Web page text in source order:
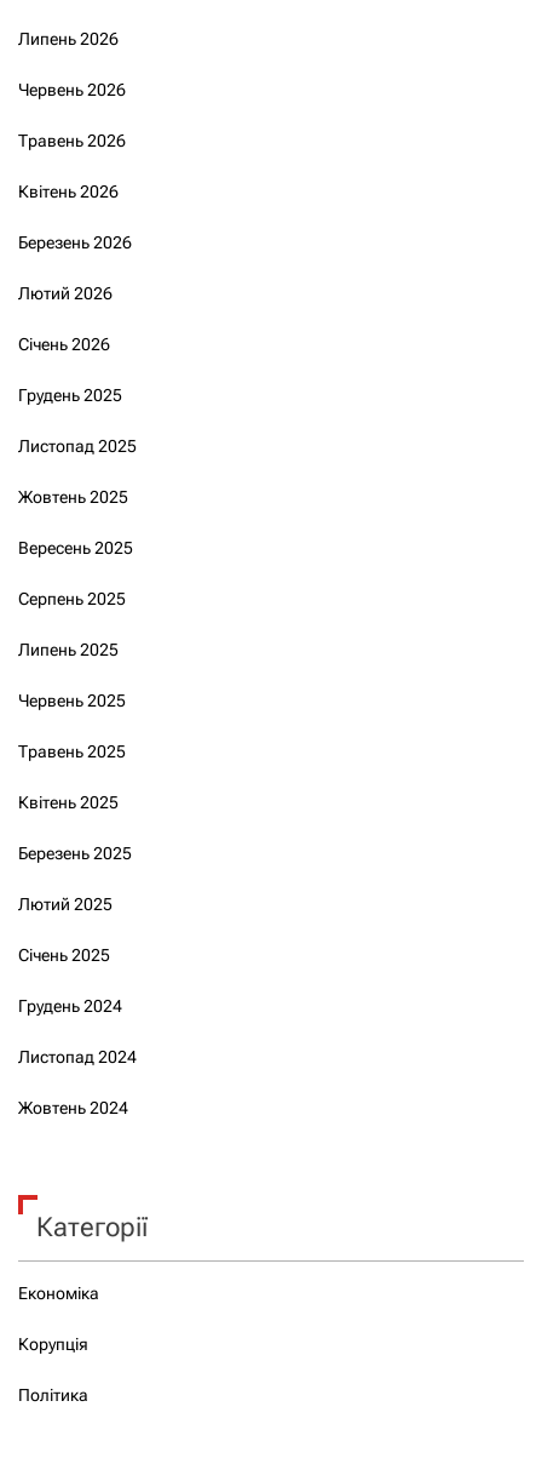
Липень 2026
Червень 2026
Травень 2026
Квітень 2026
Березень 2026
Лютий 2026
Січень 2026
Грудень 2025
Листопад 2025
Жовтень 2025
Вересень 2025
Серпень 2025
Липень 2025
Червень 2025
Травень 2025
Квітень 2025
Березень 2025
Лютий 2025
Січень 2025
Грудень 2024
Листопад 2024
Жовтень 2024
Категорії
Економіка
Корупція
Політика